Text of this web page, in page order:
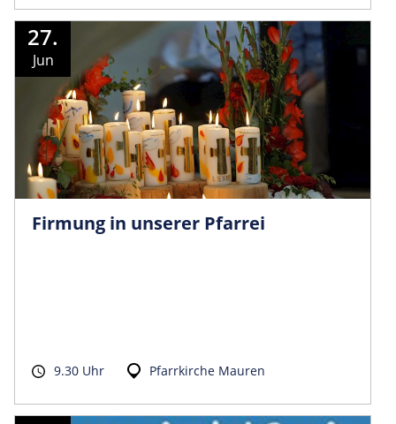
27.
Jun
Firmung in unserer Pfarrei
9.30 Uhr Pfarrkirche Mauren